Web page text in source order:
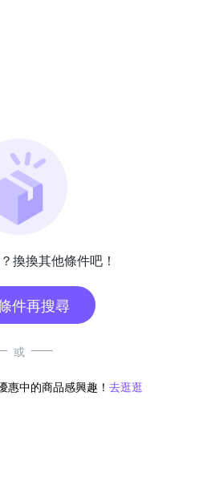
換換其他條件吧！
件再搜尋
或
惠中的商品感興趣！ 去逛逛